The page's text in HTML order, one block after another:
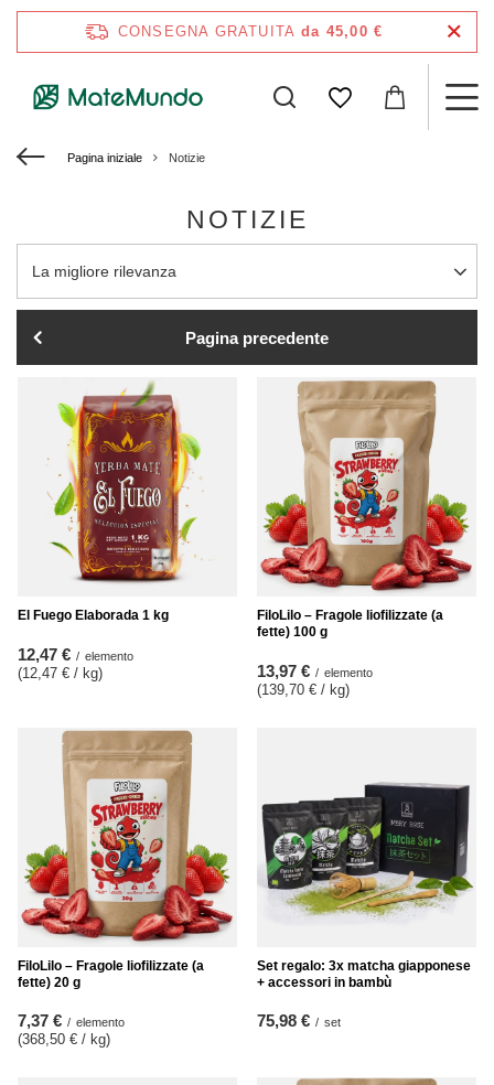
CONSEGNA GRATUITA da 45,00 €
Pagina iniziale Notizie
NOTIZIE
Modifica ordinamento
La migliore rilevanza
Pagina precedente
El Fuego Elaborada 1 kg
12,47 € / elemento
(12,47 € / kg)
FiloLilo – Fragole liofilizzate (a
fette) 100 g
13,97 € / elemento
(139,70 € / kg)
FiloLilo – Fragole liofilizzate (a
fette) 20 g
7,37 € / elemento
(368,50 € / kg)
Set regalo: 3x matcha giapponese
+ accessori in bambù
75,98 € / set